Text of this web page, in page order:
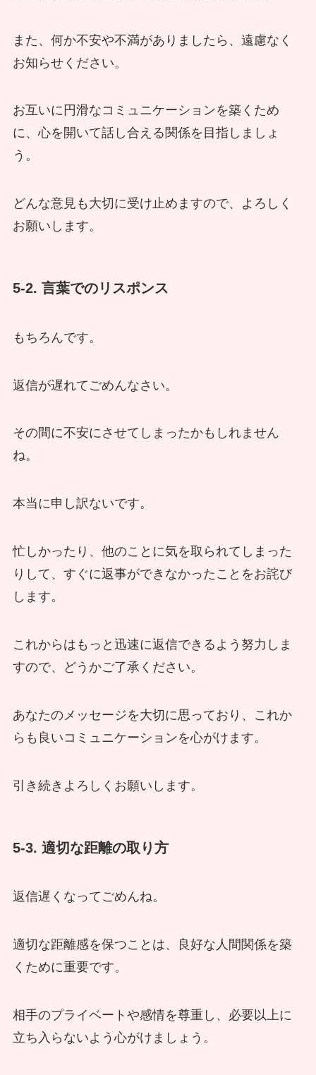
また、何か不安や不満がありましたら、遠慮なく
お知らせください。
お互いに円滑なコミュニケーションを築くため
に、心を開いて話し合える関係を目指しましょ
う。
どんな意見も大切に受け止めますので、よろしく
お願いします。
5-2. 言葉でのリスポンス
もちろんです。
返信が遅れてごめんなさい。
その間に不安にさせてしまったかもしれません
ね。
本当に申し訳ないです。
忙しかったり、他のことに気を取られてしまった
りして、すぐに返事ができなかったことをお詫び
します。
これからはもっと迅速に返信できるよう努力しま
すので、どうかご了承ください。
あなたのメッセージを大切に思っており、これか
らも良いコミュニケーションを心がけます。
引き続きよろしくお願いします。
5-3. 適切な距離の取り方
返信遅くなってごめんね。
適切な距離感を保つことは、良好な人間関係を築
くために重要です。
相手のプライベートや感情を尊重し、必要以上に
立ち入らないよう心がけましょう。